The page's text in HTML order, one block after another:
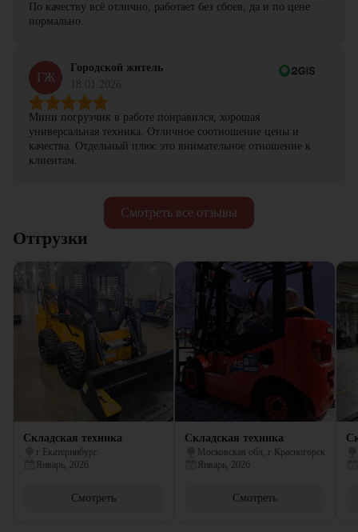
Смотреть все отзывы
По качеству всё отлично, работает без сбоев, да и по цене
нормально.
ГЖ
Городской житель
Мини погрузчик в работе понравился, хорошая
универсальная техника. Отличное соотношение цены и
качества. Отдельный плюс это внимательное отношение к
клиентам.
Отгрузки
Складская техника
г Екатеринбург
Январь, 2026
Смотреть
Складская техника
Московская обл, г Красногорск
Январь, 2026
Смотреть